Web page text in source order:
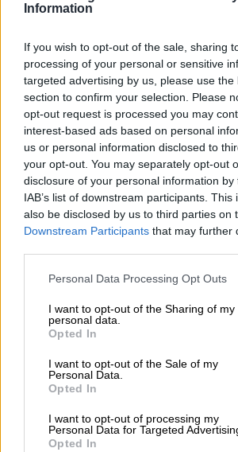
Information
If you wish to opt-out of the sale, sharing
processing of your personal or sensitive
targeted advertising by us, please use the
section to confirm your selection. Please
opt-out request is processed you may
interest-based ads based on personal
us or personal information disclosed to
your opt-out. You may separately opt-out
disclosure of your personal information
IAB’s list of downstream participants.
also be disclosed by us to third parties on
Downstream Participants that may further
Personal Data Processing Opt Outs
I want to opt-out of the Sharing of my
personal data.
Opted In
I want to opt-out of the Sale of my
Personal Data.
Opted In
I want to opt-out of processing my
Personal Data for Targeted
Opted In
búsqueda para hacer
leyes contra el aborto
Alexa recrea la voz de
fallecidas